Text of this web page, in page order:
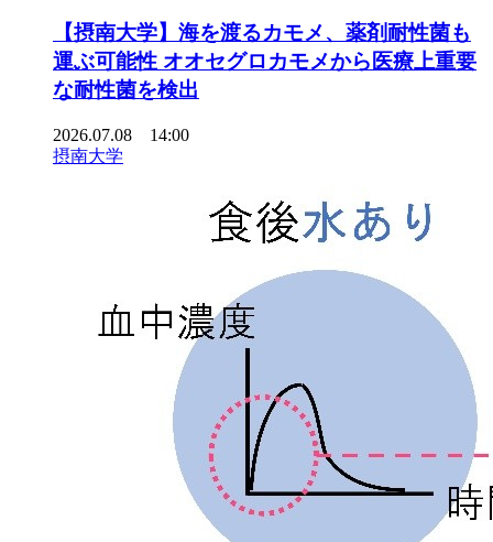
【摂南大学】海を渡るカモメ、薬剤耐性菌も
運ぶ可能性 オオセグロカモメから医療上重要
な耐性菌を検出
2026.07.08 14:00
摂南大学